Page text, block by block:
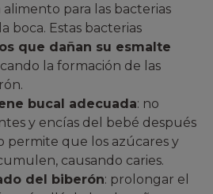
para las bacterias
boca. Estas bacterias
que dañan su esmalte
la formación de las
bucal adecuada: no
y encías del bebé después
permite que los azúcares y
causando caries.
del biberón: prolongar el